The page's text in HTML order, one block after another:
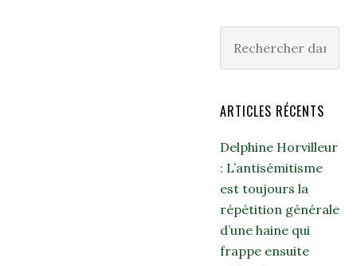
ARTICLES RÉCENTS
Delphine Horvilleur
: L’antisémitisme
est toujours la
répétition générale
d’une haine qui
frappe ensuite